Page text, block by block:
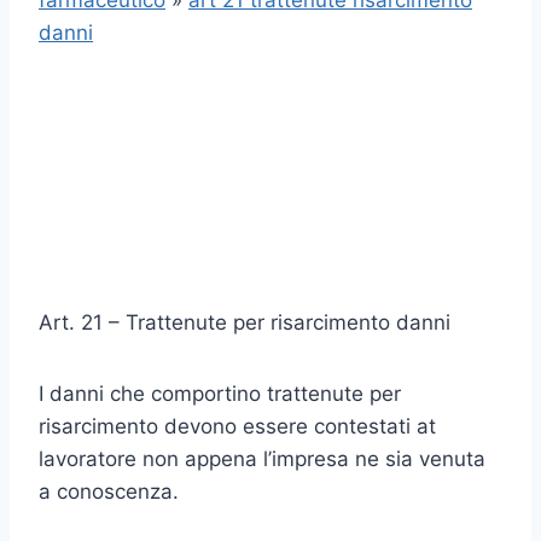
danni
Art. 21 – Trattenute per risarcimento danni
I danni che comportino trattenute per
risarcimento devono essere contestati at
lavoratore non appena l’impresa ne sia venuta
a cono­scenza.